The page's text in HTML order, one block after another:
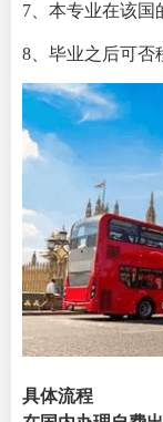
7、本专业在该国
8、毕业之后可否
具体流程